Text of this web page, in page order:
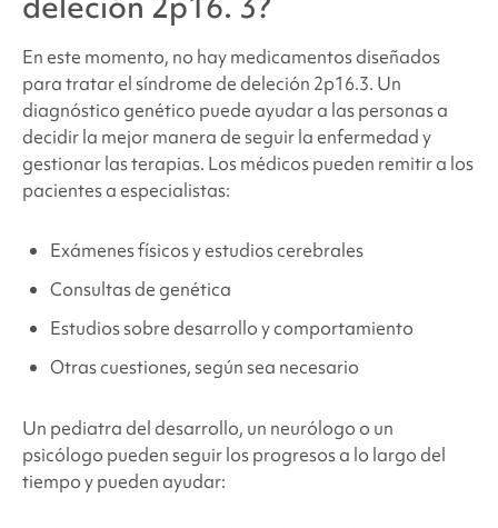
En este momento, no hay medicamentos diseñados
para tratar el síndrome de deleción 2p16.3. Un
diagnóstico genético puede ayudar a las personas a
decidir la mejor manera de seguir la enfermedad y
gestionar las terapias. Los médicos pueden remitir a los
pacientes a especialistas:
Exámenes físicos y estudios cerebrales
Consultas de genética
Estudios sobre desarrollo y comportamiento
Otras cuestiones, según sea necesario
Un pediatra del desarrollo, un neurólogo o un
psicólogo pueden seguir los progresos a lo largo del
tiempo y pueden ayudar: